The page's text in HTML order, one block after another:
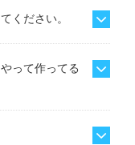
ください。
って作ってる